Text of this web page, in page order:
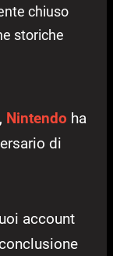
chiuso
storiche
Nintendo ha
di
account